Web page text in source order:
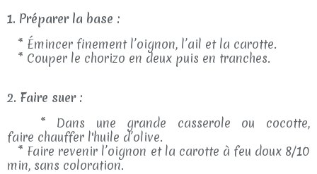
1. Préparer la base :
* Émincer finement l’oignon, l’ail et la carotte.
* Couper le chorizo en deux puis en tranches.
2. Faire suer :
* Dans une grande casserole ou cocotte,
faire chauffer l'huile d’olive.
* Faire revenir l’oignon et la carotte à feu doux 8/10
min, sans coloration.